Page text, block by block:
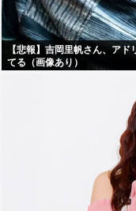
【悲報】吉岡里帆さん、ア
てる（画像あり）